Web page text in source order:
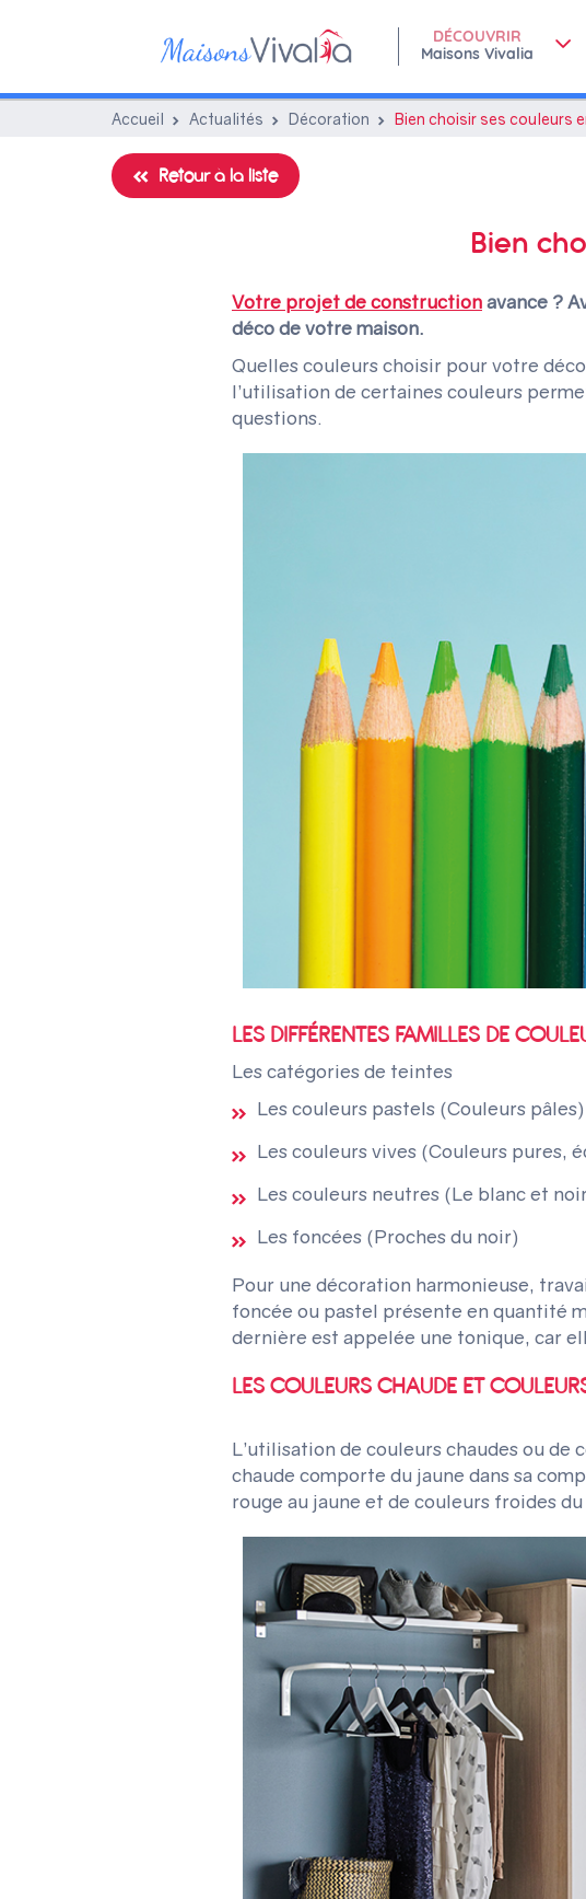
DÉCOUVRIR
Maisons Vivalia
Accueil Actualités Décoration Bien choisir ses couleurs
Retour à la liste
Bien
Votre projet de constructionavance ?
déco de votre maison.
Quelles couleurs choisir pour votre
l’utilisation de certaines couleurs
questions.
LES DIFFÉRENTES FAMILLES DE
Les catégories de teintes
Les couleurs pastels (Couleurs pâles)
Les couleurs vives (Couleurs pures,
Les couleurs neutres (Le blanc et
Les foncées (Proches du noir)
Pour une décoration harmonieuse,
foncée ou pastel présente en quantité
dernière est appelée une tonique, car
LES COULEURS CHAUDE ET
L’utilisation de couleurs chaudes ou
chaude comporte du jaune dans sa
rouge au jaune et de couleurs froides